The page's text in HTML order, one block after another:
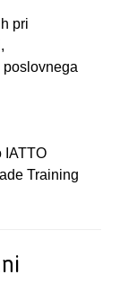
pri
IATTO
Training